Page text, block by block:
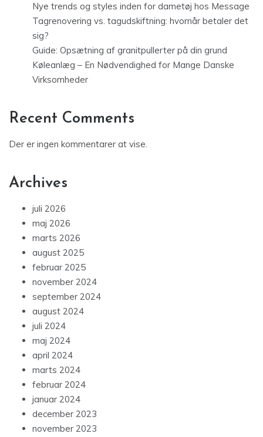
Nye trends og styles inden for dametøj hos Message
Tagrenovering vs. tagudskiftning: hvornår betaler det
sig?
Guide: Opsætning af granitpullerter på din grund
Køleanlæg – En Nødvendighed for Mange Danske
Virksomheder
Recent Comments
Der er ingen kommentarer at vise.
Archives
juli 2026
maj 2026
marts 2026
august 2025
februar 2025
november 2024
september 2024
august 2024
juli 2024
maj 2024
april 2024
marts 2024
februar 2024
januar 2024
december 2023
november 2023